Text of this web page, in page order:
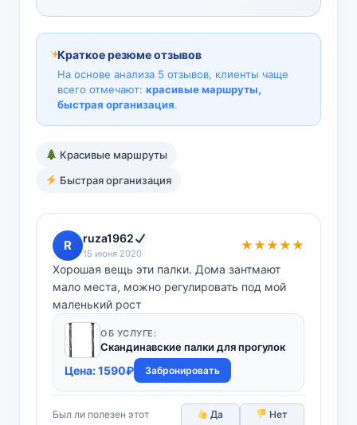
Краткое резюме отзывов
На основе анализа 5 отзывов, клиенты чаще
всего отмечают:красивые маршруты,
быстрая организация.
Красивые маршруты
Быстрая организация
R ruza1962
15 июня 2020
★★★★★
Хорошая вещь эти палки. Дома зантмают
мало места, можно регулировать под мой
маленький рост
ОБ УСЛУГЕ:
Скандинавские палки для прогулок
Цена:1590₽ Забронировать
Был ли полезен этот
Да
Нет